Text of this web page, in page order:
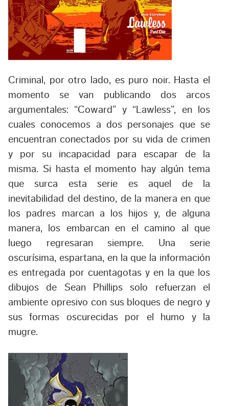
Criminal , por otro lado, es puro noir. Hasta el
momento se van publicando dos arcos
argumentales: “Coward” y “Lawless”, en los
cuales conocemos a dos personajes que se
encuentran conectados por su vida de crimen
y por su incapacidad para escapar de la
misma. Si hasta el momento hay algún tema
que surca esta serie es aquel de la
inevitabilidad del destino, de la manera en que
los padres marcan a los hijos y, de alguna
manera, los embarcan en el camino al que
luego regresaran siempre. Una serie
oscurísima, espartana, en la que la información
es entregada por cuentagotas y en la que los
dibujos de Sean Phillips solo refuerzan el
ambiente opresivo con sus bloques de negro y
sus formas oscurecidas por el humo y la
mugre.